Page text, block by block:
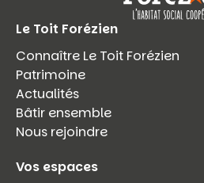
Le Toit Forézien
Connaître Le Toit Forézien
Patrimoine
Actualités
Bâtir ensemble
Nous rejoindre
Vos espaces